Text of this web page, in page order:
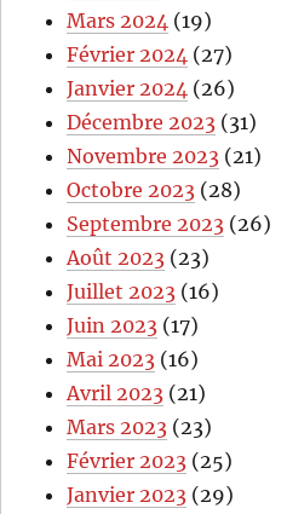
Mars 2024 (19)
Février 2024 (27)
Janvier 2024 (26)
Décembre 2023 (31)
Novembre 2023 (21)
Octobre 2023 (28)
Septembre 2023 (26)
Août 2023 (23)
Juillet 2023 (16)
Juin 2023 (17)
Mai 2023 (16)
Avril 2023 (21)
Mars 2023 (23)
Février 2023 (25)
Janvier 2023 (29)